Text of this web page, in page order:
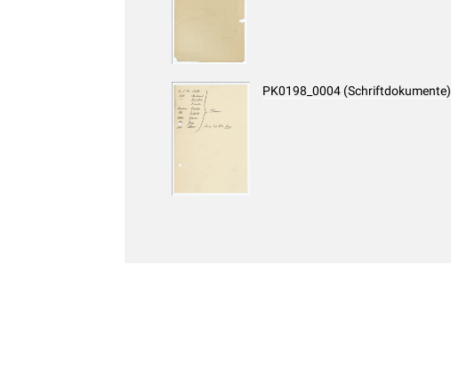
PK0198_0004 (Schriftdokumente)